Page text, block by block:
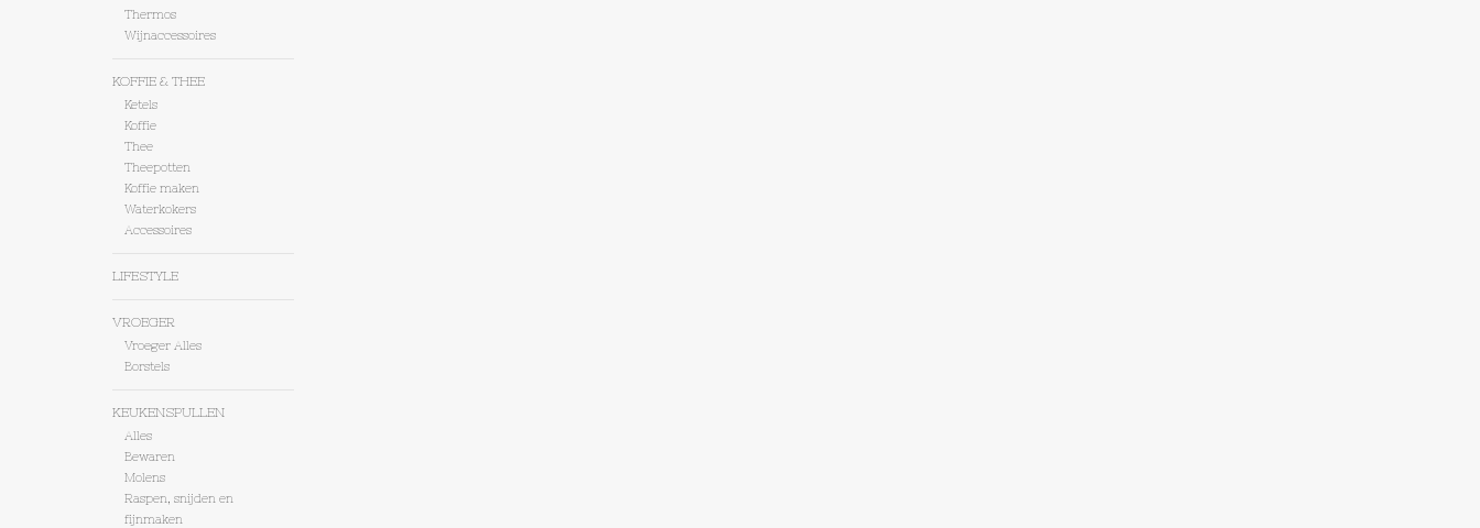
Thermos
Wijnaccessoires
KOFFIE & THEE
Ketels
Koffie
Thee
Theepotten
Koffie maken
Waterkokers
Accessoires
LIFESTYLE
VROEGER
Vroeger Alles
Borstels
KEUKENSPULLEN
Alles
Bewaren
Molens
Raspen, snijden en
fijnmaken